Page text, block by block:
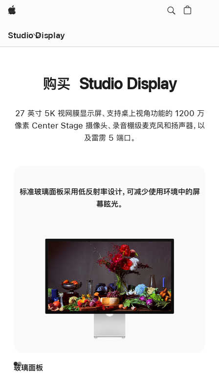
Apple
Studio Display
购买 Studio Display
27 英寸 5K 视网膜显示屏、支持桌上视角功能的 1200 万
像素 Center Stage 摄像头、录音棚级麦克风和扬声器，以
及雷雳 5 端口。
标准玻璃面板采用低反射率设计，可减少使用环境中的屏
幕眩光。
玻璃面板